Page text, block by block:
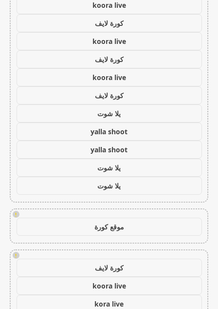
koora live
كورة لايف
koora live
كورة لايف
koora live
كورة لايف
يلا شوت
yalla shoot
yalla shoot
يلا شوت
يلا شوت
!
موقع كورة
!
كورة لايف
koora live
kora live